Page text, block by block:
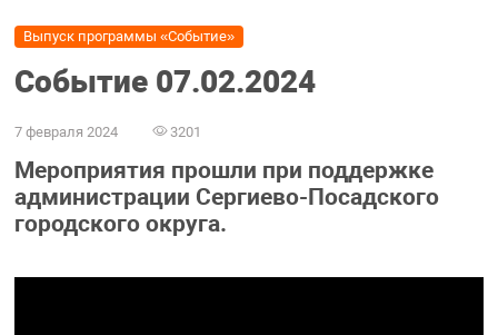
Выпуск программы «Событие»
Событие 07.02.2024
7 февраля 2024 3201
Мероприятия прошли при поддержке
администрации Сергиево-Посадского
городского округа.